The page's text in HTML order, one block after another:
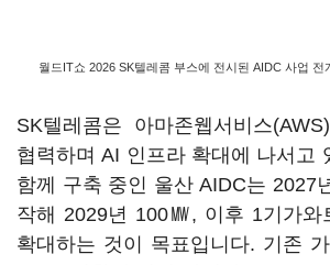
월드IT쇼 2026 SK텔레콤 부스에 전시된 AIDC 사업 전
SK텔레콤은 아마존웹서비스
협력하며 AI 인프라 확대에 나서고
함께 구축 중인 울산 AIDC는 2027
작해 2029년 100㎿, 이후 1기가와
확대하는 것이 목표입니다. 기존